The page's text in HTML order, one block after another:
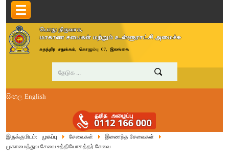
සිංහල English
இருக்குமிடம்: முகப்பு சேவைகள்
இணைந்த சேவைகள்
முகாமைத்துவ சேவை உத்தியோகத்தர் சேவை